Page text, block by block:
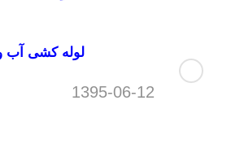
لوله کشی آب
1395-06-12